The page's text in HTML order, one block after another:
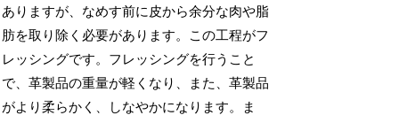
ありますが、なめす前に皮から余分な肉や脂
肪を取り除く必要があります。この工程がフ
レッシングです。フレッシングを行うこと
で、革製品の重量が軽くなり、また、革製品
がより柔らかく、しなやかになります。ま